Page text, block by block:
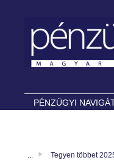
PÉNZÜGYI
... Tegyen többet